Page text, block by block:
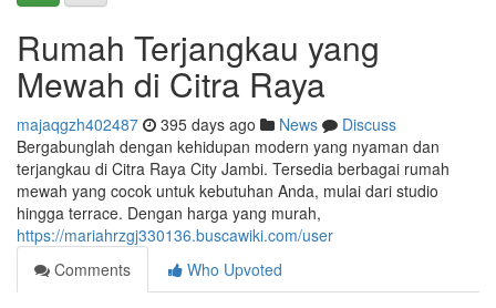
Rumah Terjangkau yang
Mewah di Citra Raya
majaqgzh402487 395 days ago News
Discuss
Bergabunglah dengan kehidupan modern yang nyaman dan
terjangkau di Citra Raya City Jambi. Tersedia berbagai rumah
mewah yang cocok untuk kebutuhan Anda, mulai dari studio
hingga terrace. Dengan harga yang murah,
https://mariahrzgj330136.buscawiki.com/user
Comments
Who Upvoted